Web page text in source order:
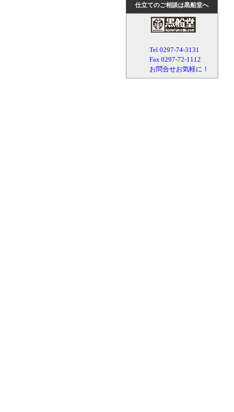
仕立てのご相談は黒船堂へ
Tel 0297-74-3131
Fax 0297-72-1112
お問合せお気軽に！